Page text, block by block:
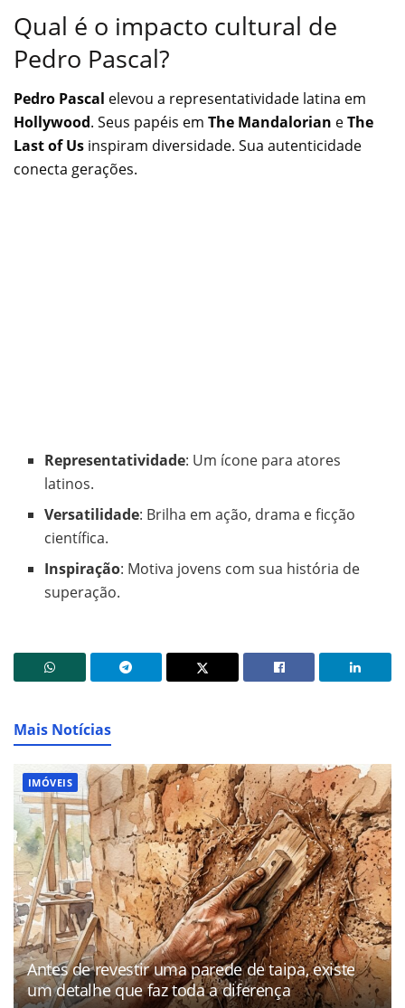
Qual é o impacto cultural de
Pedro Pascal?
Pedro Pascal elevou a representatividade latina em
Hollywood. Seus papéis em The Mandalorian eThe
Last of Us inspiram diversidade. Sua autenticidade
conecta gerações.
Representatividade: Um ícone para atores
latinos.
Versatilidade: Brilha em ação, drama e ficção
científica.
Inspiração: Motiva jovens com sua história de
superação.
Mais Notícias
IMÓVEIS
Antes de revestir uma parede de taipa, existe
um detalhe que faz toda a diferença